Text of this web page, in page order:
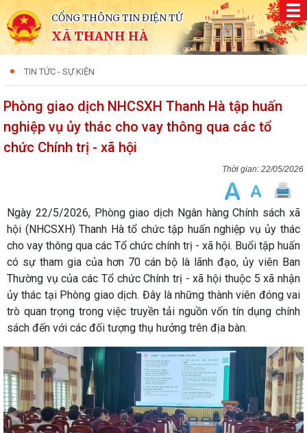
CỔNG THÔNG TIN ĐIỆN TỬ
XÃ THANH HÀ
TIN TỨC - SỰ KIỆN
Phòng giao dịch NHCSXH Thanh Hà tập huấn
nghiệp vụ ủy thác cho vay thông qua các tổ
chức Chính trị - xã hội
22/05/2026
Ngày 22/5/2026, Phòng giao dịch Ngân hàng Chính sách xã
hội (NHCSXH) Thanh Hà tổ chức tập huấn nghiệp vụ ủy thác
cho vay thông qua các Tổ chức chính trị - xã hội. Buổi tập huấn
có sự tham gia của hơn 70 cán bộ là lãnh đạo, ủy viên Ban
Thường vụ của các Tổ chức Chính trị - xã hội thuộc 5 xã nhận
ủy thác tại Phòng giao dịch. Đây là những thành viên đóng vai
trò quan trọng trong việc truyền tải nguồn vốn tín dụng chính
sách đến với các đối tượng thụ hưởng trên địa bàn.